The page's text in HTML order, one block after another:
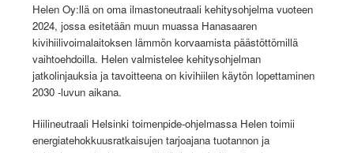
Helen Oy:llä on oma ilmastoneutraali kehitysohjelma vuoteen
2024, jossa esitetään muun muassa Hanasaaren
kivihiilivoimalaitoksen lämmön korvaamista päästöttömillä
vaihtoehdoilla. Helen valmistelee kehitysohjelman
jatkolinjauksia ja tavoitteena on kivihiilen käytön lopettaminen
2030 -luvun aikana.
Hiilineutraali Helsinki toimenpide-ohjelmassa Helen toimii
energiatehokkuusratkaisujen tarjoajana tuotannon ja